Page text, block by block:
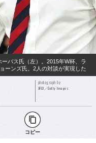
バス氏（左）。2015年W杯、ラ
ーンズ氏。2人の対談が実現した
photograph by
AFLO／Getty Images
コピー